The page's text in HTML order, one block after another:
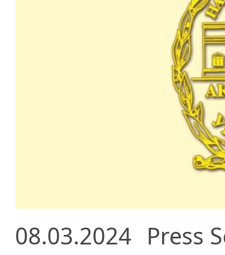
08.03.2024 Press